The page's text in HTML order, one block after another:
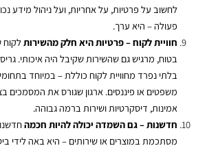
לחשוב על פרטיות, על אחריות, ועל ניהול מידע
פעולה – היא ערך.
חוויית לקוח – פרטיות היא חלק מהשירותלקוח
בטוח, מרגיש גם שהשירות שקיבל היה איכותי.
בלתי נפרד מחוויית לקוח כוללת – במיוחד
משפטים או פיננסים. ארגון שגורס את המסמכים
אמינות, דיסקרטיות ושירות ברמה גבוהה.
חדשנות – גם השמדה יכולה להיות חכמה
מסתכמת במוצרים או שירותים – היא באה לידי